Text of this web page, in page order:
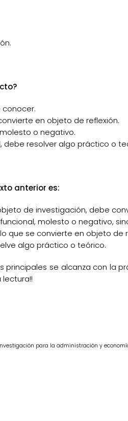
conocer.
en objeto de reflexión.
o negativo.
debe resolver algo práctico o
anterior es:
de investigación, debe
molesto o negativo,
que se convierte en objeto de
algo práctico o teórico.
principales se alcanza con la
para la administración y